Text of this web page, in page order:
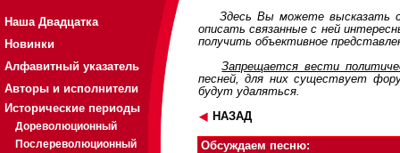
Наша Двадцатка
Новинки
Алфавитный указатель
Авторы и исполнители
Исторические периоды
Дореволюционный
Послереволюционный
Здесь Вы можете высказать
описать связанные с ней
получить объективное
Запрещается вести
песней, для них существует
будут удаляться.
НАЗАД
Обсуждаем песню: